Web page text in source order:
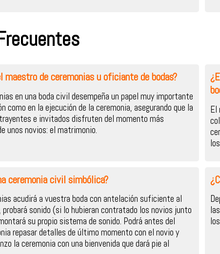
maestro de ceremonias u oficiante de bodas?
en una boda civil desempeña un papel muy importante
como en la ejecución de la ceremonia, asegurando que la
e invitados disfruten del momento más
unos novios: el matrimonio.
El
ceremonia civil simbólica?
acudirá a vuestra boda con antelación suficiente al
sonido (si lo hubieran contratado los novios junto
su propio sistema de sonido. Podrá antes del
repasar detalles de último momento con el novio y
la ceremonia con una bienvenida que dará pie al